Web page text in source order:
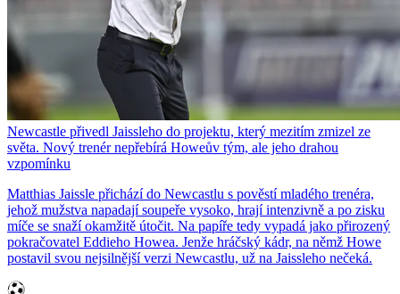
Newcastle přivedl Jaissleho do projektu, který mezitím zmizel ze
světa. Nový trenér nepřebírá Howeův tým, ale jeho drahou
vzpomínku
Matthias Jaissle přichází do Newcastlu s pověstí mladého trenéra,
jehož mužstva napadají soupeře vysoko, hrají intenzivně a po zisku
míče se snaží okamžitě útočit. Na papíře tedy vypadá jako přirozený
pokračovatel Eddieho Howea. Jenže hráčský kádr, na němž Howe
postavil svou nejsilnější verzi Newcastlu, už na Jaissleho nečeká.